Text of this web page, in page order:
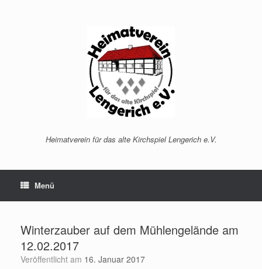
Heimatverein für das alte Kirchspiel Lengerich e.V.
Menü
Winterzauber auf dem Mühlengelände am
12.02.2017
Veröffentlicht am 16. Januar 2017